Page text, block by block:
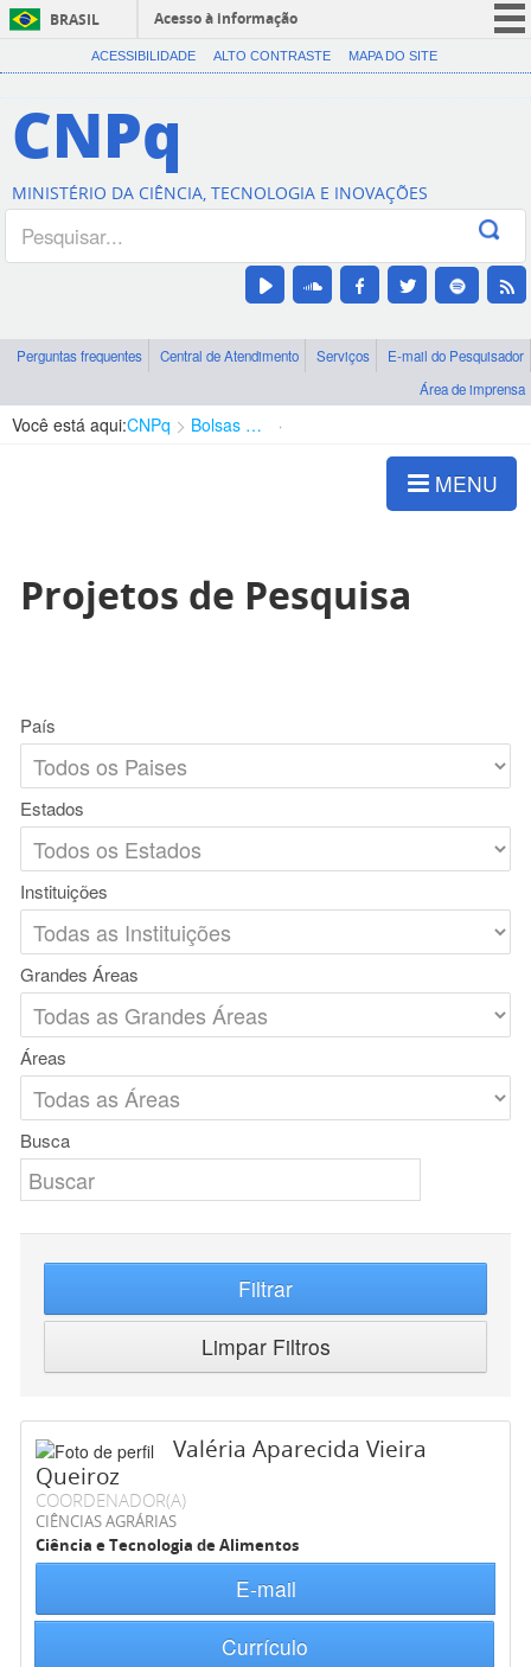
BRASIL
Acesso à informação
CORONAVÍRUS (COVID-19)
Canais
ACESSIBILIDADE ALTO CONTRASTE MAPA DO SITE
CNPq
MINISTÉRIO DA CIÊNCIA, TECNOLOGIA E INOVAÇÕES
Perguntas frequentes Central de Atendimento Serviços
E-mail do Pesquisador
Área de imprensa
Você está aqui:CNPq Bolsas e Auxílios Vigentes
MENU
Projetos de Pesquisa
País
Estados
Instituições
Grandes Áreas
Áreas
Busca
Filtrar
Limpar Filtros
Valéria Aparecida Vieira
Queiroz
COORDENADOR(A)
CIÊNCIAS AGRÁRIAS
Ciência e Tecnologia de Alimentos
E-mail
Currículo